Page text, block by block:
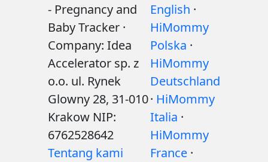
- Pregnancy and
Baby Tracker ·
Company: Idea
Accelerator sp. z
o.o. ul. Rynek
Glowny 28, 31-010
Krakow NIP:
6762528642
Tentang kami
English ·
HiMommy
Polska ·
HiMommy
Deutschland
· HiMommy
Italia ·
HiMommy
France ·